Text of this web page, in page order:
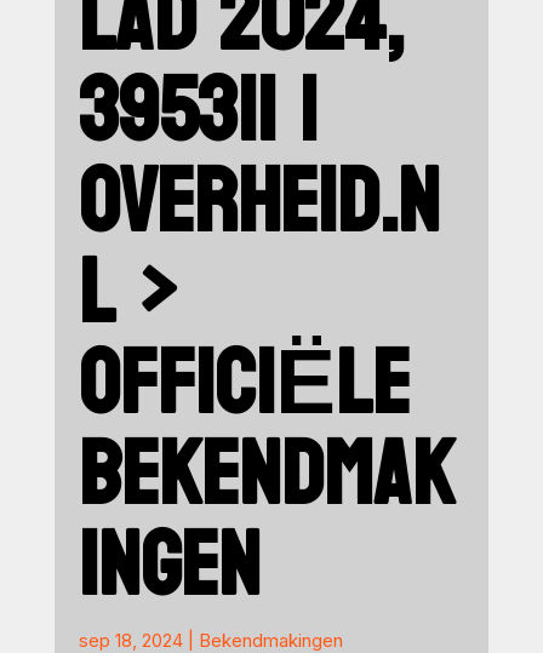
395311 |
OVERHEID.N
L >
OFFICIËLE
BEKENDMAK
INGEN
sep 18, 2024| Bekendmakingen